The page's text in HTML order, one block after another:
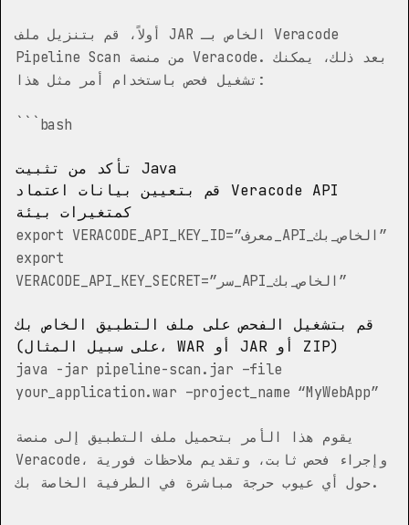
أولاً، قم بتنزيل ملف JAR الخاص بـ Veracode
Pipeline Scan من منصة Veracode. بعد ذلك، يمكنك
تشغيل فحص باستخدام أمر مثل هذا:
```bash
تأكد من تثبيت Java
قم بتعيين بيانات اعتماد Veracode API
كمتغيرات بيئة
export VERACODE_API_KEY_ID=”معرف_API_الخاص_بك”
export
VERACODE_API_KEY_SECRET=”سر_API_الخاص_بك”
قم بتشغيل الفحص على ملف التطبيق الخاص بك
(على سبيل المثال، WAR أو JAR أو ZIP)
java -jar pipeline-scan.jar –file
your_application.war –project_name “MyWebApp”
يقوم هذا الأمر بتحميل ملف التطبيق إلى منصة
Veracode، وإجراء فحص ثابت، وتقديم ملاحظات فورية
حول أي عيوب حرجة مباشرة في الطرفية الخاصة بك.